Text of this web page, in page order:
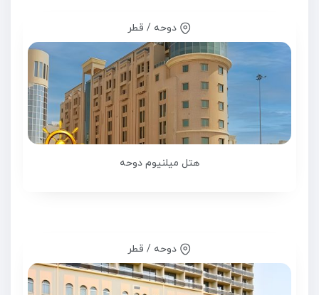
دوحه / قطر
هتل میلنیوم دوحه
دوحه / قطر